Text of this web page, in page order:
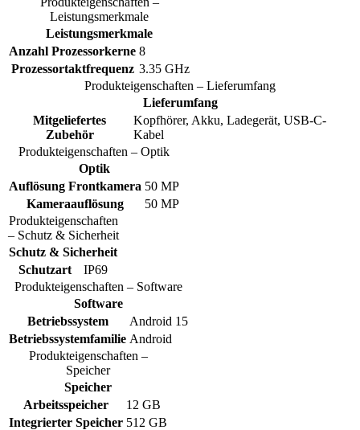
Leistungsmerkmale
Leistungsmerkmale
Anzahl Prozessorkerne 8
Prozessortaktfrequenz 3.35 GHz
Produkteigenschaften – Lieferumfang
Lieferumfang
Mitgeliefertes
Zubehör
Kopfhörer, Akku, Ladegerät, USB-C-
Kabel
Produkteigenschaften – Optik
Optik
Auflösung Frontkamera 50 MP
Kameraauflösung
50 MP
Produkteigenschaften
– Schutz & Sicherheit
Schutz & Sicherheit
Schutzart
IP69
Produkteigenschaften – Software
Software
Betriebssystem
Android 15
Betriebssystemfamilie Android
Produkteigenschaften –
Speicher
Speicher
Arbeitsspeicher
12 GB
Integrierter Speicher 512 GB